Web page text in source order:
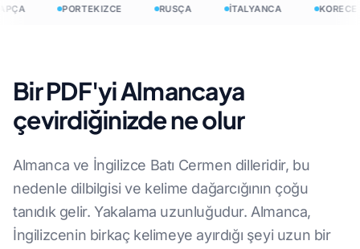
PORTEKIZCE RUSÇA İTALYANCA KORECE
Bir PDF'yi Almancaya
çevirdiğinizde ne olur
Almanca ve İngilizce Batı Cermen dilleridir, bu
nedenle dilbilgisi ve kelime dağarcığının çoğu
tanıdık gelir. Yakalama uzunluğudur. Almanca,
İngilizcenin birkaç kelimeye ayırdığı şeyi uzun bir